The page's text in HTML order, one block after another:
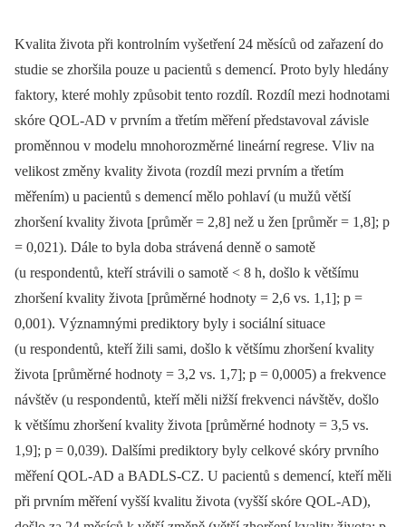
Kvalita života při kontrolním vyšetření 24 měsíců od zařazení do
studie se zhoršila pouze u pacientů s demencí. Proto byly hledány
faktory, které mohly způsobit tento rozdíl. Rozdíl mezi hodnotami
skóre QOL-AD v prvním a třetím měření představoval závisle
proměnnou v modelu mnohorozměrné lineární regrese. Vliv na
velikost změny kvality života (rozdíl mezi prvním a třetím
měřením) u pacientů s demencí mělo pohlaví (u mužů větší
zhoršení kvality života [průměr = 2,8] než u žen [průměr = 1,8]; p
= 0,021). Dále to byla doba strávená denně o samotě
(u respondentů, kteří strávili o samotě < 8 h, došlo k většímu
zhoršení kvality života [průměrné hodnoty = 2,6 vs. 1,1]; p =
0,001). Významnými prediktory byly i sociální situace
(u respondentů, kteří žili sami, došlo k většímu zhoršení kvality
života [průměrné hodnoty = 3,2 vs. 1,7]; p = 0,0005) a frekvence
návštěv (u respondentů, kteří měli nižší frekvenci návštěv, došlo
k většímu zhoršení kvality života [průměrné hodnoty = 3,5 vs.
1,9]; p = 0,039). Dalšími prediktory byly celkové skóry prvního
měření QOL-AD a BADLS-CZ. U pacientů s demencí, kteří měli
při prvním měření vyšší kvalitu života (vyšší skóre QOL-AD),